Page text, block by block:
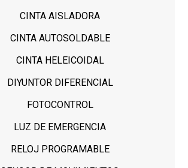
CINTA AISLADORA
CINTA AUTOSOLDABLE
CINTA HELEICOIDAL
DIYUNTOR DIFERENCIAL
FOTOCONTROL
LUZ DE EMERGENCIA
RELOJ PROGRAMABLE